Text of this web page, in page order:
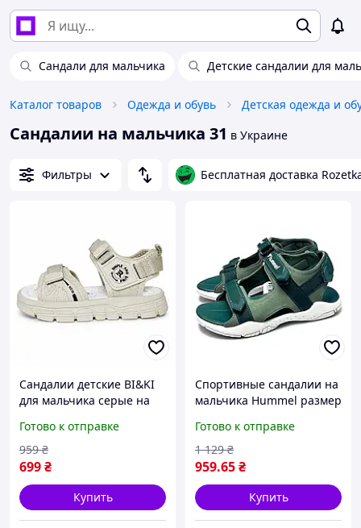
Сандали для мальчика Детские сандалии для
Каталог товаров Одежда и обувь Детская одежда и
Сандалии на мальчика 31 в Украине
Фильтры Бесплатная доставка
Сандалии детские BI&KI
для мальчика серые на
размер 31 (20 см)
Готово к отправке
699₴
959 ₴
Купить
Спортивные сандалии на
мальчика Hummel размер
трех липучках
Готово к отправке
959.65₴
1 129 ₴
Купить